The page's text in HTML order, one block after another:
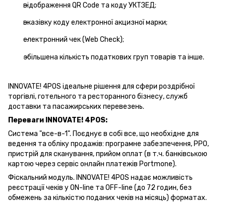
відображення QR Code та коду УКТЗЕД;
вказівку коду електронної акцизної марки;
електронний чек (Web Check);
збільшена кількість податкових груп товарів та інше.
INNOVATE! 4POS ідеальне рішення для сфери роздрібної
торгівлі, готельного та ресторанного бізнесу, служб
доставки та пасажирських перевезень.
Переваги INNOVATE! 4POS:
Система "все-в-1". Поєднує в собі все, що необхідне для
ведення та обліку продажів: програмне забезпечення, РРО,
пристрій для сканування, прийом оплат (в т.ч. банківською
картою через сервіс онлайн платежів Portmone).
Фіскальний модуль. INNOVATE! 4POS надає можливість
реєстрації чеків у ON-line та OFF-line (до 72 годин, без
обмежень за кількістю поданих чеків на місяць) форматах.